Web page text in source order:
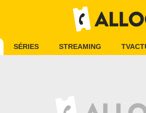
SÉRIES STREAMING